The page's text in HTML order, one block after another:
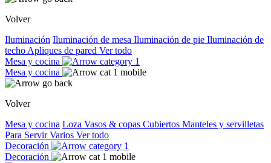
Volver
Iluminación Iluminación de mesa Iluminación de pie Iluminación de
techo Apliques de pared Ver todo
Mesa y cocina
Mesa y cocina
Volver
Mesa y cocina Loza Vasos & copas Cubiertos Manteles y servilletas
Para ServirVarios Ver todo
Decoración
Decoración